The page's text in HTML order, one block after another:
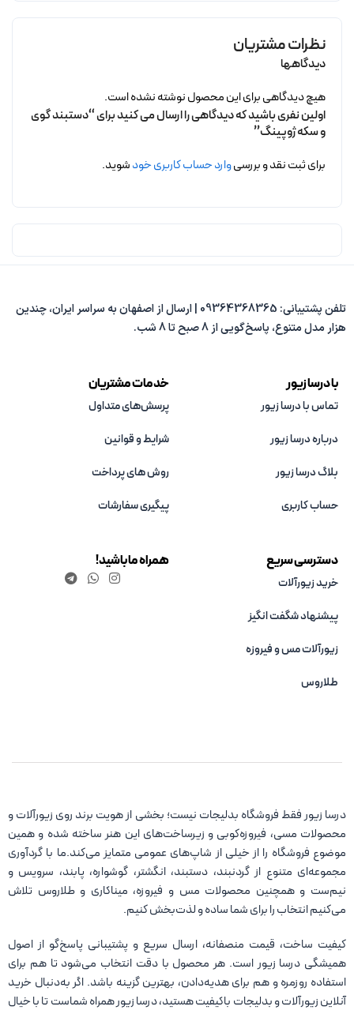
نظرات مشتریان
دیدگاهها
هیچ دیدگاهی برای این محصول نوشته نشده است.
اولین نفری باشید که دیدگاهی را ارسال می کنید برای “دستبند گوی
و سکه ژوپینگ”
برای ثبت نقد و بررسیوارد حساب کاربری خودشوید.
تلفن پشتیبانی: 09364368365 | ارسال از اصفهان به سراسر ایران، چندین
هزار مدل متنوع، پاسخ‌گویی از 8 صبح تا 8 شب.
با درسا زیور
تماس با درسا زیور
درباره درسا زیور
بلاگ درسا زیور
حساب کاربری
خدمات مشتریان
پرسش‌های متداول
شرایط و قوانین
روش های پرداخت
پیگیری سفارشات
دسترسی سریع
خرید زیورآلات
پیشنهاد شگفت انگیز
زیورآلات مس و فیروزه‌
طلاروس
همراه ما باشید!
درسا زیور فقط فروشگاه بدلیجات نیست؛ بخشی از هویت برند روی زیورآلات و
محصولات مسی، فیروزه‌کوبی و زیرساخت‌های این هنر ساخته شده و همین
موضوع فروشگاه را از خیلی از شاپ‌های عمومی متمایز می‌کند.ما با گردآوری
مجموعه‌ای متنوع از گردنبند، دستبند، انگشتر، گوشواره، پابند، سرویس و
نیم‌ست و همچنین محصولات مس و فیروزه، میناکاری و طلاروس تلاش
می‌کنیم انتخاب را برای شما ساده و لذت‌بخش کنیم.
کیفیت ساخت، قیمت منصفانه، ارسال سریع و پشتیبانی پاسخ‌گو از اصول
همیشگی درسا زیور است. هر محصول با دقت انتخاب می‌شود تا هم برای
استفاده روزمره و هم برای هدیه‌دادن، بهترین گزینه باشد. اگر به‌دنبال خرید
آنلاین زیورآلات و بدلیجات باکیفیت هستید، درسا زیور همراه شماست تا با خیال